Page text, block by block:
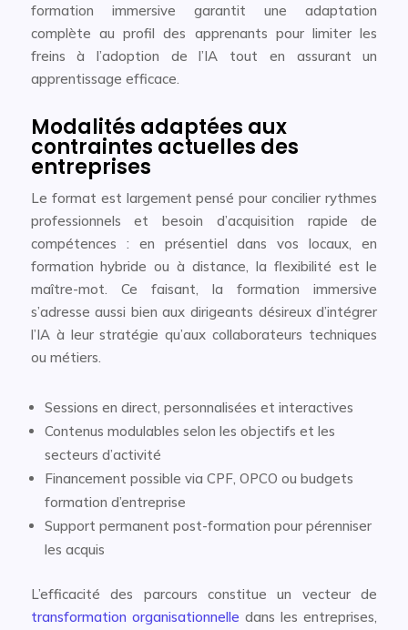
formation immersive garantit une adaptation
complète au profil des apprenants pour limiter les
freins à l’adoption de l’IA tout en assurant un
apprentissage efficace.
Modalités adaptées aux
contraintes actuelles des
entreprises
Le format est largement pensé pour concilier rythmes
professionnels et besoin d’acquisition rapide de
compétences : en présentiel dans vos locaux, en
formation hybride ou à distance, la flexibilité est le
maître-mot. Ce faisant, la formation immersive
s’adresse aussi bien aux dirigeants désireux d’intégrer
l’IA à leur stratégie qu’aux collaborateurs techniques
ou métiers.
Sessions en direct, personnalisées et interactives
Contenus modulables selon les objectifs et les
secteurs d’activité
Financement possible via CPF, OPCO ou budgets
formation d’entreprise
Support permanent post-formation pour pérenniser
les acquis
L’efficacité des parcours constitue un vecteur de
transformation organisationnelle dans les entreprises,